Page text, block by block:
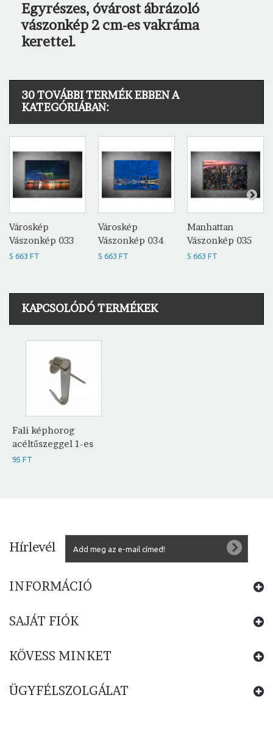
Egyrészes, óvárost ábrázoló
vászonkép 2 cm-es vakráma
kerettel.
30 TOVÁBBI TERMÉK EBBEN A
KATEGÓRIÁBAN:
Városkép
Vászonkép 033
5 663 FT
Városkép
Vászonkép 034
5 663 FT
Manhattan
Vászonkép 035
5 663 FT
KAPCSOLÓDÓ TERMÉKEK
Fali képhorog
acéltűszeggel 1-es
95 FT
Hírlevél
INFORMÁCIÓ
SAJÁT FIÓK
KÖVESS MINKET
ÜGYFÉLSZOLGÁLAT